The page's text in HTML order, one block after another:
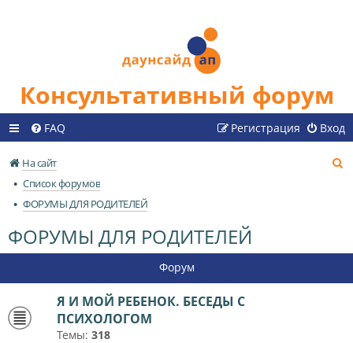
Консультативный форум
FAQ Вход
Регистрация
На сайт
Список форумов
ФОРУМЫ ДЛЯ РОДИТЕЛЕЙ
ФОРУМЫ ДЛЯ РОДИТЕЛЕЙ
Форум
Я И МОЙ РЕБЕНОК. БЕСЕДЫ С
ПСИХОЛОГОМ
Темы: 318